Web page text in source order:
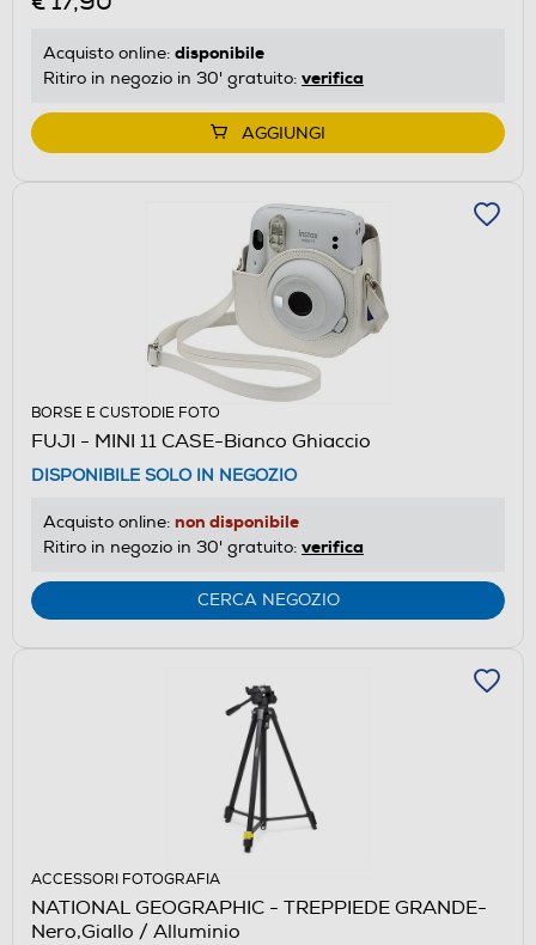
Acquisto online: disponibile
Ritiro in negozio in 30' gratuito: verifica
AGGIUNGI
BORSE E CUSTODIE FOTO
FUJI - MINI 11 CASE-Bianco Ghiaccio
DISPONIBILE SOLO IN NEGOZIO
Acquisto online: non disponibile
Ritiro in negozio in 30' gratuito: verifica
CERCA NEGOZIO
ACCESSORI FOTOGRAFIA
NATIONAL GEOGRAPHIC - TREPPIEDE GRANDE-
Nero,Giallo / Alluminio